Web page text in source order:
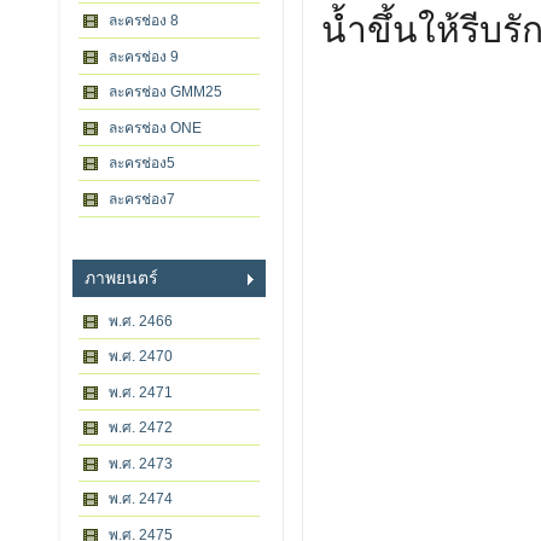
ละครช่อง 8
ละครช่อง 9
ละครช่อง GMM25
ละครช่อง ONE
ละครช่อง5
ละครช่อง7
ภาพยนตร์
พ.ศ. 2466
พ.ศ. 2470
พ.ศ. 2471
พ.ศ. 2472
พ.ศ. 2473
พ.ศ. 2474
พ.ศ. 2475
น้ำขึ้นให้รีบรั